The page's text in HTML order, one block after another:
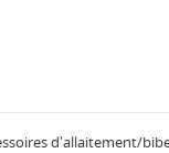
d'allaitement/